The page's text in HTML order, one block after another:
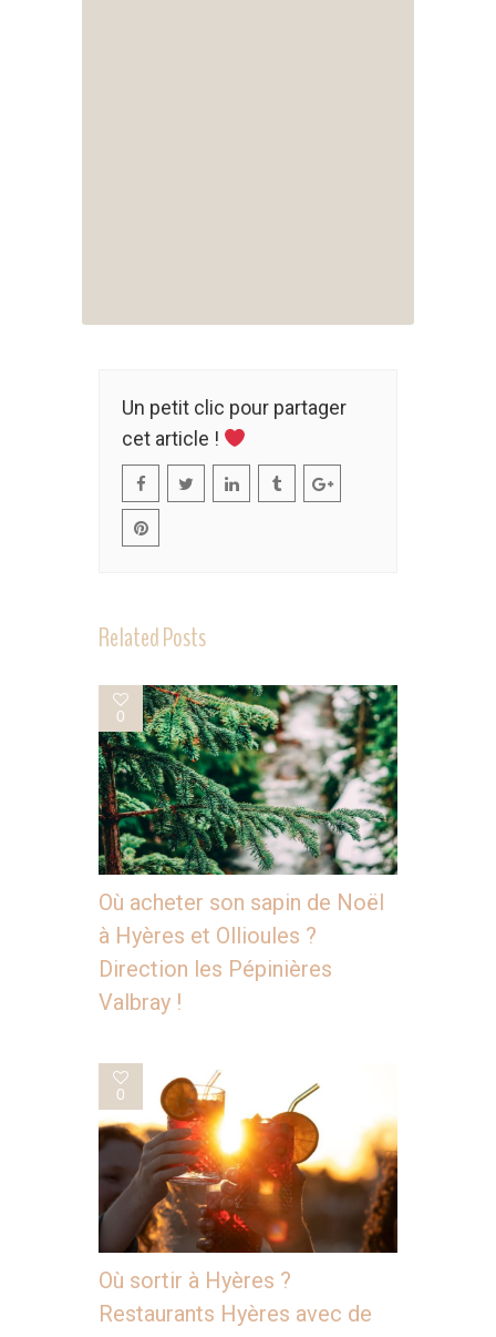
Un petit clic pour partager
cet article !
Related Posts
0
Où acheter son sapin de Noël
à Hyères et Ollioules ?
Direction les Pépinières
Valbray !
0
Où sortir à Hyères ?
Restaurants Hyères avec de